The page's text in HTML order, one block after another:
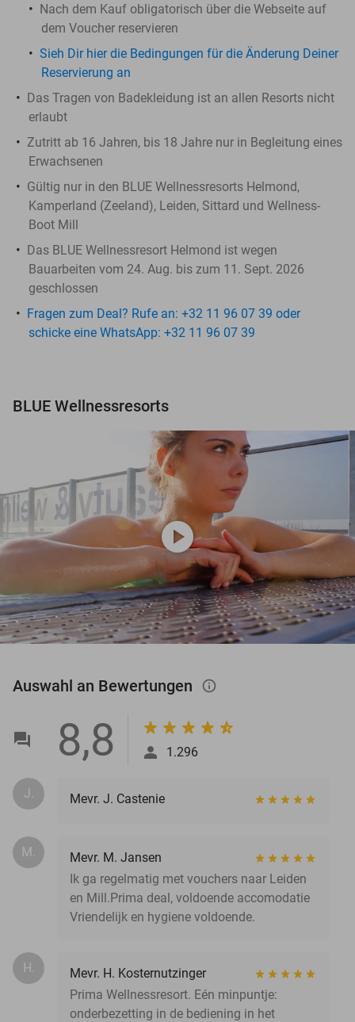
​Nach dem Kauf obligatorisch über die Webseite auf
dem Voucher reservieren
Sieh Dir hier die Bedingungen für die Änderung Deiner
Reservierung an
Das Tragen von Badekleidung ist an allen Resorts nicht
erlaubt
Zutritt ab 16 Jahren, bis 18 Jahre nur in Begleitung eines
Erwachsenen
Gültig nur in den BLUE Wellnessresorts Helmond,
Kamperland (Zeeland), Leiden, Sittard und Wellness-
Boot Mill
Das BLUE Wellnessresort Helmond ist wegen
Bauarbeiten vom 24. Aug. bis zum 11. Sept. 2026
geschlossen
Fragen zum Deal? Rufe an: +32 11 96 07 39 oder
schicke eine WhatsApp: +32 11 96 07 39
BLUE Wellnessresorts
play_circle
Auswahl an Bewertungen info_outlined
8,8 1.296
J. Mevr. J. Castenie
M.
Mevr. M. Jansen
Ik ga regelmatig met vouchers naar Leiden
en Mill.Prima deal, voldoende accomodatie
Vriendelijk en hygiene voldoende.
H.
Mevr. H. Kosternutzinger
Prima Wellnessresort. Eén minpuntje:
onderbezetting in de bediening in het